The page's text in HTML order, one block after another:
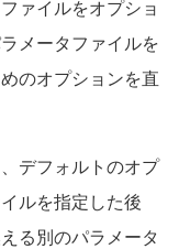
ァイルをオプショ
メータファイルを
のオプションを直
デフォルトのオプ
ルを指定した後
る別のパラメータ